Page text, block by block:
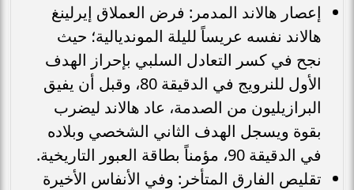
إعصار هالاند المدمر: فرض العملاق إيرلينغ
هالاند نفسه عريساً لليلة المونديالية؛ حيث
نجح في كسر التعادل السلبي بإحراز الهدف
الأول للنرويج في الدقيقة 80، وقبل أن يفيق
البرازيليون من الصدمة، عاد هالاند ليضرب
بقوة ويسجل الهدف الثاني الشخصي وبلاده
في الدقيقة 90، مؤمناً بطاقة العبور التاريخية.
تقليص الفارق المتأخر: وفي الأنفاس الأخيرة